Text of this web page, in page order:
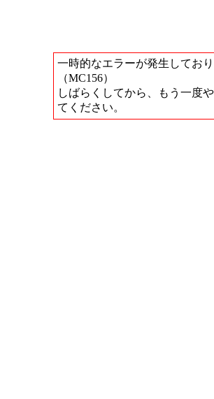
一時的なエラーが発生しており
（MC156）
しばらくしてから、もう一度
てください。